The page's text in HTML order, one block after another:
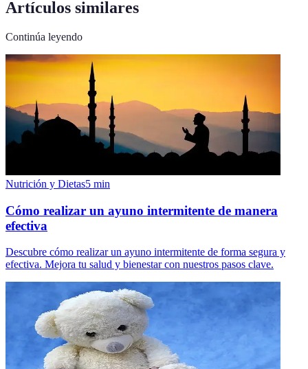
Artículos similares
Continúa leyendo
Nutrición y Dietas5 min
Cómo realizar un ayuno intermitente de manera
efectiva
Descubre cómo realizar un ayuno intermitente de forma segura y
efectiva. Mejora tu salud y bienestar con nuestros pasos clave.